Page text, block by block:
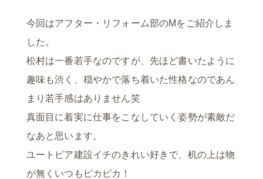
今回はアフター・リフォーム部のMをご紹介しま
した。
松村は一番若手なのですが、先ほど書いたように
趣味も渋く、穏やかで落ち着いた性格なのであん
まり若手感はありません笑
真面目に着実に仕事をこなしていく姿勢が素敵だ
なあと思います。
ユートピア建設イチのきれい好きで、机の上は物
が無くいつもピカピカ！